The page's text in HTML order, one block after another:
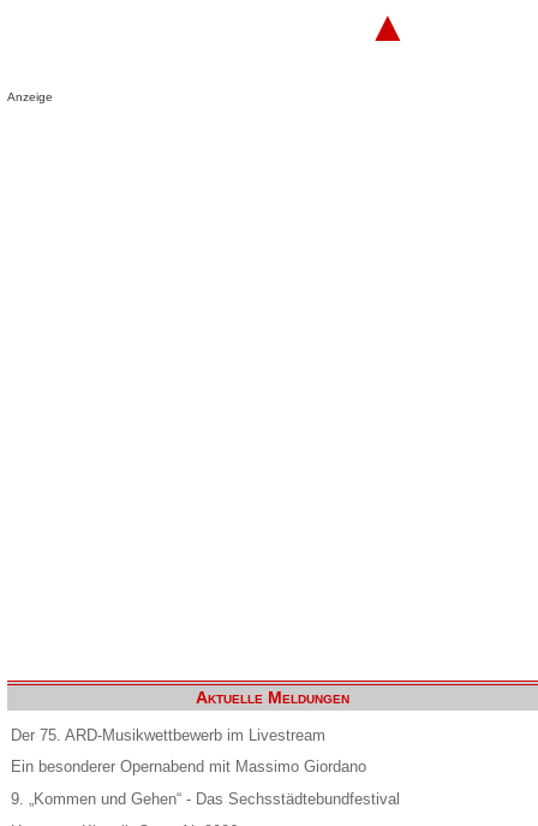
▲
Anzeige
Aktuelle Meldungen
Der 75. ARD-Musikwettbewerb im Livestream
Ein besonderer Opernabend mit Massimo Giordano
9. „Kommen und Gehen“ - Das Sechsstädtebundfestival